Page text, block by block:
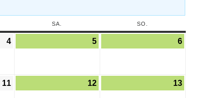
SA. SO.
4 5 6
11 12 13